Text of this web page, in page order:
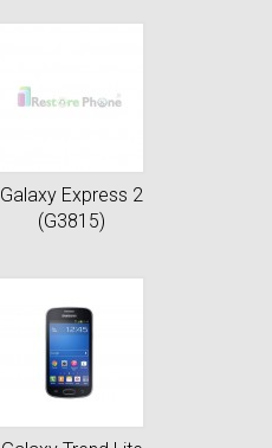
Galaxy Express 2
(G3815)